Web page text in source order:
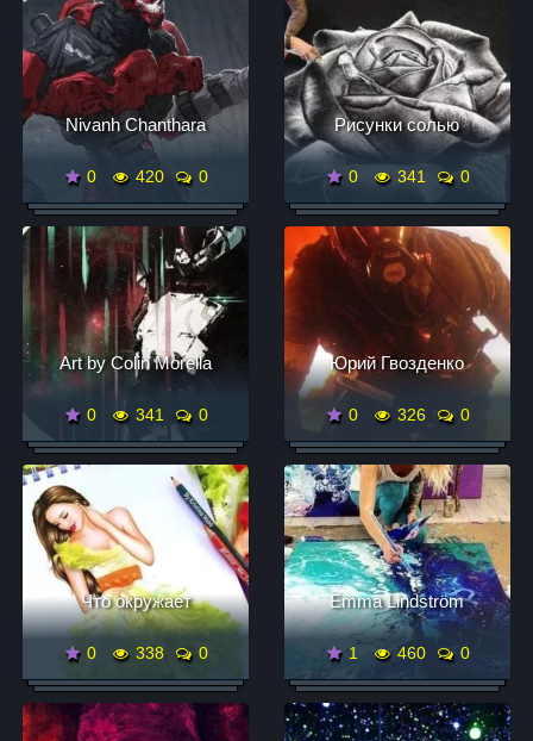
Nivanh Chanthara
0 420 0
Рисунки солью
0 341 0
Art by Colin Morella
0 341 0
Юрий Гвозденко
0 326 0
Что окружает
0 338 0
Emma Lindström
1 460 0